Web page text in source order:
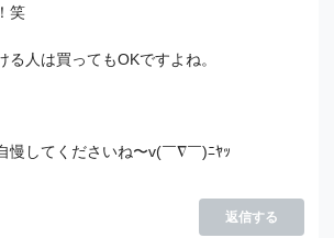
笑
る人は買ってもOKですよね。
慢してくださいね〜v(￣∇￣)ﾆﾔｯ
返信する